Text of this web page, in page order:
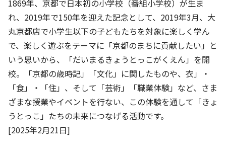
1869年、京都で日本初の小学校（番組小学校）が生ま
れ、2019年で150年を迎えた記念として、2019年3月、大
丸京都店で小学生以下の子どもたちを対象に楽しく学ん
で、楽しく遊ぶをテーマに「京都のまちに貢献したい」と
いう思いから、「だいまるきょうとっこがくえん」を開
校。「京都の歳時記」「文化」に関したものや、衣」・
「食」・「住」、そして「芸術」「職業体験」など、さま
ざまな授業やイベントを行ない、この体験を通して「きょ
うとっこ」たちの未来につなげる活動です。
[2025年2月21日]